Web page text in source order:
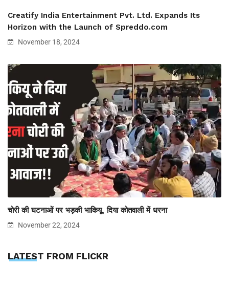
Creatify India Entertainment Pvt. Ltd. Expands Its
Horizon with the Launch of Spreddo.com
November 18, 2024
चोरी की घटनाओं पर भड़की भाकियू, दिया कोतवाली में धरना
November 22, 2024
LATEST FROM FLICKR